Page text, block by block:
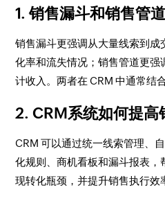
1. 销售漏斗和销售管
销售漏斗更强调从大量线索到
化率和流失情况；销售管道更强
计收入。两者在 CRM 中通常结
2. CRM系统如何提高
CRM 可以通过统一线索管理、
化规则、商机看板和漏斗报表
现转化瓶颈，并提升销售执行效